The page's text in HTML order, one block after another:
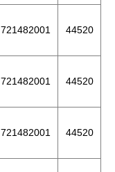
721482001 44520
721482001 44520
721482001 44520